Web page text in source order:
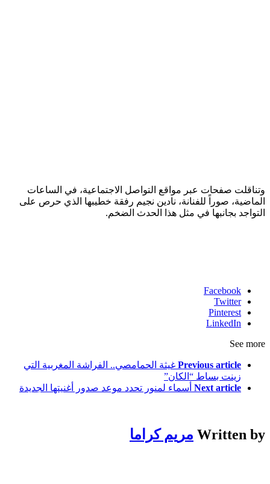
وتناقلت صفحات عبر مواقع التواصل الاجتماعية، في الساعات
الماضية، صوراً للفنانة، نادين نجيم رفقة خطيبها الذي حرص على
التواجد بجانبها في مثل هذا الحدث الضخم.
Facebook
Twitter
Pinterest
LinkedIn
See more
Previous article غيثة الحمامصي.. الفراشة المغربية التي
زينت بساط “الكان”
Next article أسماء لمنور تحدد موعد صدور أغنيتها الجديدة
Written by مريم كراما